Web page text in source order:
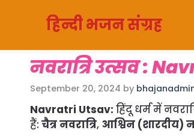
हिन्दी भजन संग्रह
नवरात्रि उत्सव :
September 20, 2024 by
Navratri Utsav: हिंदू धर्म में
हैं: चैत्र नवरात्रि, आश्विन (शारदीय)